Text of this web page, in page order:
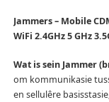
Jammers – Mobile
WiFi 2.4GHz 5 GHz
Wat is sein Jammer
om kommunikasie
en sellulêre